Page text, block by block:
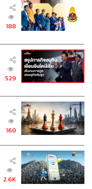
188
529
160
2.6K